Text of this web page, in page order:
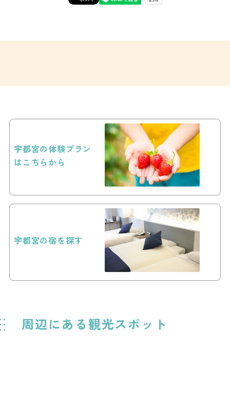
宇都宮の体験プラン
はこちらから
宇都宮の宿を探す
周辺にある観光スポット